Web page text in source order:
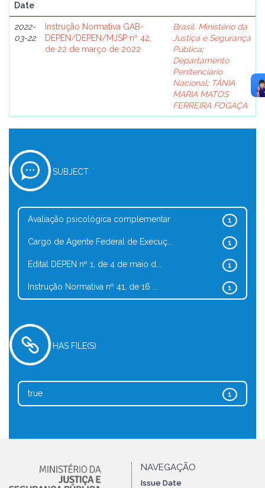
Date
2022-
03-22
Instrução Normativa GAB-
DEPEN/DEPEN/MJSP nº 42,
de 22 de março de 2022
Brasil. Ministério da
Justiça e Segurança
Pública;
Departamento
Penitenciário
Nacional; TÂNIA
MARIA MATOS
FERREIRA FOGAÇA
SUBJECT
1
Avaliação psicológica complementar
1
Cargo de Agente Federal de Execuç...
1
Edital DEPEN nº 1, de 4 de maio d...
1
Instrução Normativa nº 41, de 16 ...
HAS FILE(S)
1
true
NAVEGAÇÃO
Issue Date